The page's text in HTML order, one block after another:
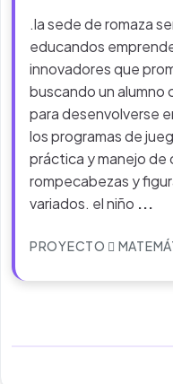
.la sede de romaza
educandos
innovadores que
buscando un
para desenvolverse
los programas de
práctica y manejo de
rompecabezas y
variados. el niño ...
PROYECTO